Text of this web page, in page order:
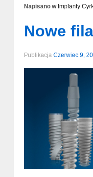
Napisano w Implanty
Nowe
Publikacja Czerwiec 9,